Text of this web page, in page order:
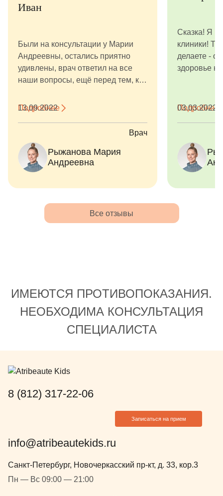
Иван
Были на консультации у Марии
Андреевны, остались приятно
удивлены, врач ответил на все
наши вопросы, ещё перед тем, как
Подробнее
13.09.2022
Врач
Рыжанова Мария
Андреевна
Сказка! Я в
клиники!
делаете -
здоровье
Подробнее
03.03.2022
Все отзывы
ИМЕЮТСЯ ПРОТИВОПОКАЗАНИЯ.
НЕОБХОДИМА КОНСУЛЬТАЦИЯ
СПЕЦИАЛИСТА
8 (812) 317-22-06
Записаться на прием
info@atribeautekids.ru
Санкт-Петербург, Новочеркасский пр-кт, д. 33, кор.3
Пн — Вс 09:00 — 21:00